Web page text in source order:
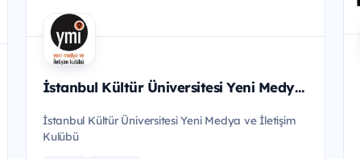
İstanbul Kültür Üniversitesi Yeni Medya ve İletişim Kulübü
İstanbul Kültür Üniversitesi Yeni Medya ve İletişim
Kulübü